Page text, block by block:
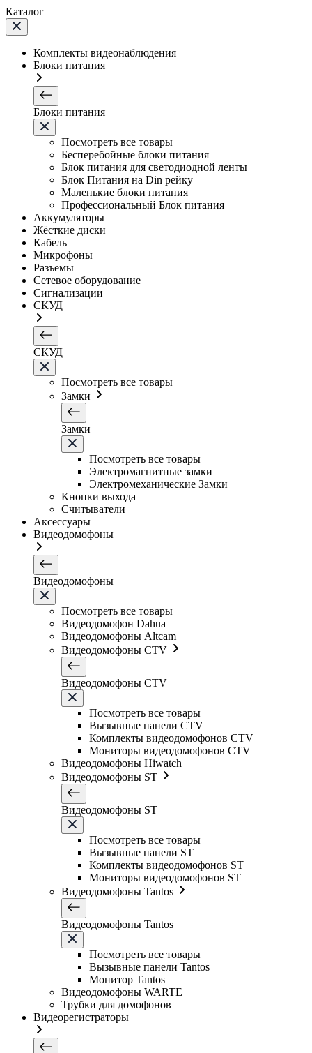
Каталог
Комплекты видеонаблюдения
Блоки питания
Блоки питания
Посмотреть все товары
Бесперебойные блоки питания
Блок питания для светодиодной ленты
Блок Питания на Din рейку
Маленькие блоки питания
Профессиональный Блок питания
Аккумуляторы
Жёсткие диски
Кабель
Микрофоны
Разъемы
Сетевое оборудование
Сигнализации
СКУД
СКУД
Посмотреть все товары
Замки
Замки
Посмотреть все товары
Электромагнитные замки
Электромеханические Замки
Кнопки выхода
Считыватели
Аксессуары
Видеодомофоны
Видеодомофоны
Посмотреть все товары
Видеодомофон Dahua
Видеодомофоны Altcam
Видеодомофоны CTV
Видеодомофоны CTV
Посмотреть все товары
Вызывные панели CTV
Комплекты видеодомофонов CTV
Мониторы видеодомофонов CTV
Видеодомофоны Hiwatch
Видеодомофоны ST
Видеодомофоны ST
Посмотреть все товары
Вызывные панели ST
Комплекты видеодомофонов ST
Мониторы видеодомофонов ST
Видеодомофоны Tantos
Видеодомофоны Tantos
Посмотреть все товары
Вызывные панели Tantos
Монитор Tantos
Видеодомофоны WARTE
Трубки для домофонов
Видеорегистраторы